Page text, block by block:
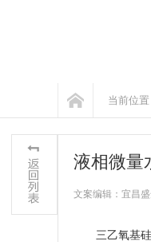
当前位置
液相微量
文案编辑：宜昌
三乙氧基